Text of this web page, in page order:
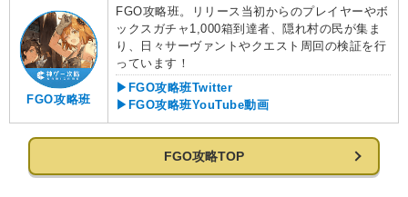
FGO攻略班
FGO攻略班。リリース当初からのプレイヤーやボ
ックスガチャ1,000箱到達者、隠れ村の民が集ま
り、日々サーヴァントやクエスト周回の検証を行
っています！
▶FGO攻略班Twitter
▶FGO攻略班YouTube動画
FGO攻略TOP